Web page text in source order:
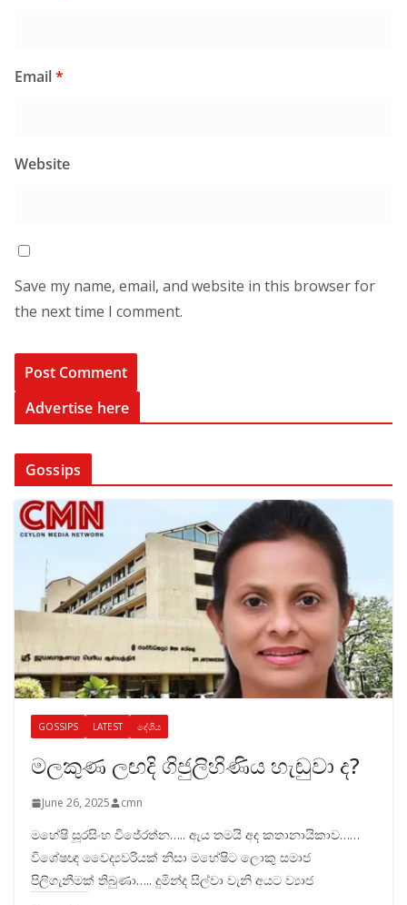
Email*
Website
Save my name, email, and website in this browser for
the next time I comment.
Advertise here
Gossips
GOSSIPS LATEST දේශීය
මලකුණ ලඟදි ගිජුලිහිණිය හැඬුවා ද?
June 26, 2025 cmn
මහේෂි සූරසිංහ විජේරත්න….. ඇය තමයි අද කතානායිකාව……
විශේෂඥ වෛද්‍යවරියක් නිසා මහේෂිට ලොකු සමාජ
පිලිගැනීමක් තිබුණා….. දුමින්ද සිල්වා වැනි අයට ව්‍යාජ